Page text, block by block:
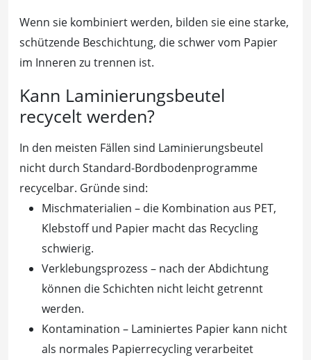
Wenn sie kombiniert werden, bilden sie eine starke,
schützende Beschichtung, die schwer vom Papier
im Inneren zu trennen ist.
Kann Laminierungsbeutel
recycelt werden?
In den meisten Fällen sind Laminierungsbeutel
nicht durch Standard-Bordbodenprogramme
recycelbar. Gründe sind:
Mischmaterialien – die Kombination aus PET,
Klebstoff und Papier macht das Recycling
schwierig.
Verklebungsprozess – nach der Abdichtung
können die Schichten nicht leicht getrennt
werden.
Kontamination – Laminiertes Papier kann nicht
als normales Papierrecycling verarbeitet